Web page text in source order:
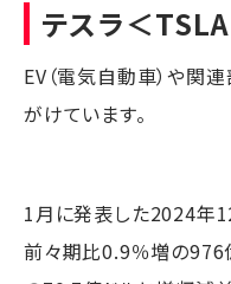
テスラ＜
EV（電気自動車）や関
がけています。
1月に発表した2024年
前々期比0.9％増の976